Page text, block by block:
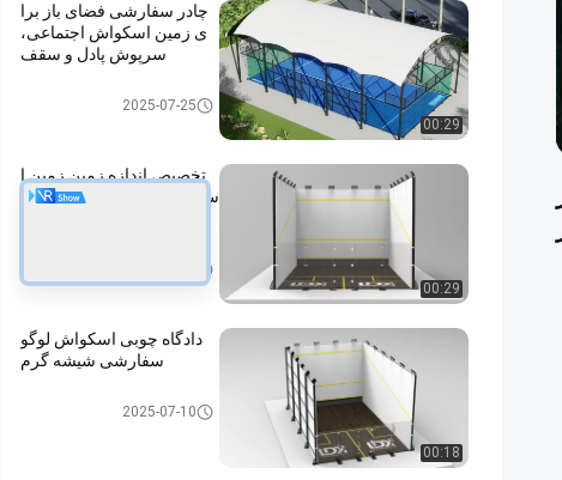
00:29
چادر سفارشی فضای باز برا
ی زمین اسکواش اجتماعی،
سرپوش پادل و سقف
2025-07-25
00:29
تخصیص اندازه زمین زمین ا
سکواش چوبی برای تک و دو ن
00:18
دادگاه چوبی اسکواش لوگو
سفارشی شیشه گرم
2025-07-10